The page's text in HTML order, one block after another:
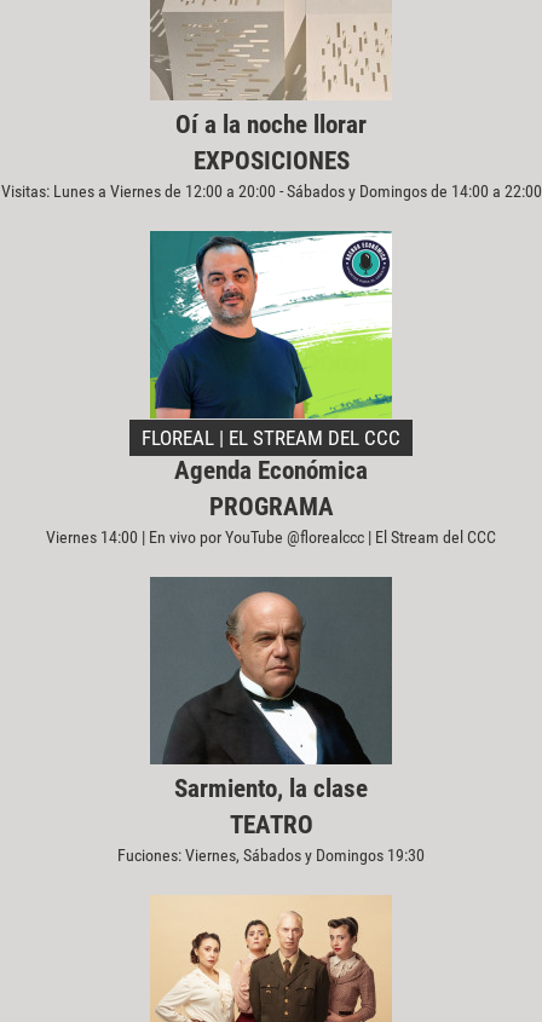
Oí a la noche llorar
EXPOSICIONES
Visitas: Lunes a Viernes de 12:00 a 20:00 - Sábados y Domingos de 14:00 a 22:00
FLOREAL | EL STREAM DEL CCC
Agenda Económica
PROGRAMA
Viernes 14:00 | En vivo por YouTube @florealccc | El Stream del CCC
Sarmiento, la clase
TEATRO
Fuciones: Viernes, Sábados y Domingos 19:30